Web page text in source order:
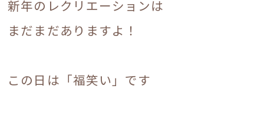
新年のレクリエーションは
まだまだありますよ！
この日は「福笑い」です
リラクシングライフとは
ブログ